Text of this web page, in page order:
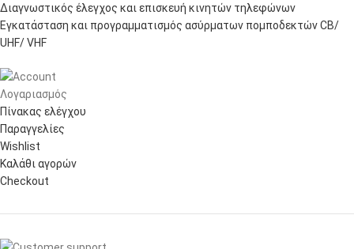
Διαγνωστικός έλεγχος και επισκευή κινητών τηλεφώνων
Εγκατάσταση και προγραμματισμός ασύρματων πομποδεκτών CB/
UHF/ VHF
Λογαριασμός
Πίνακας ελέγχου
Παραγγελίες
Wishlist
Καλάθι αγορών
Checkout